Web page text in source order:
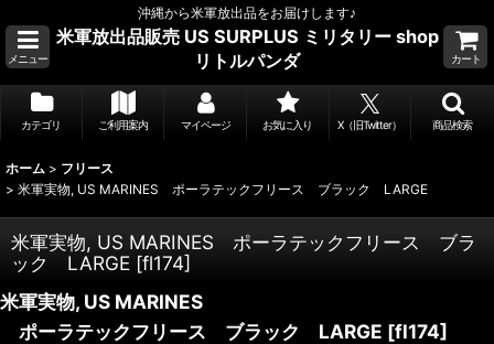
沖縄から米軍放出品をお届けします♪
メニュー
米軍放出品販売 US SURPLUS ミリタリー shop
リトルパンダ
カート
カテゴリ ご利用案内 マイページ お気に入り X（旧Twitter） 商品検索
ホーム > フリース
> 米軍実物, US MARINES ポーラテックフリース ブラック LARGE
米軍実物, US MARINES ポーラテックフリース ブラ
ック LARGE [fl174]
米軍実物, US MARINES
ポーラテックフリース ブラック LARGE [fl174]